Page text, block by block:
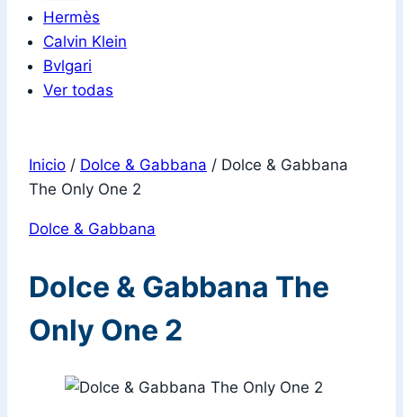
Hermès
Calvin Klein
Bvlgari
Ver todas
Inicio / Dolce & Gabbana / Dolce & Gabbana
The Only One 2
Dolce & Gabbana
Dolce & Gabbana The
Only One 2